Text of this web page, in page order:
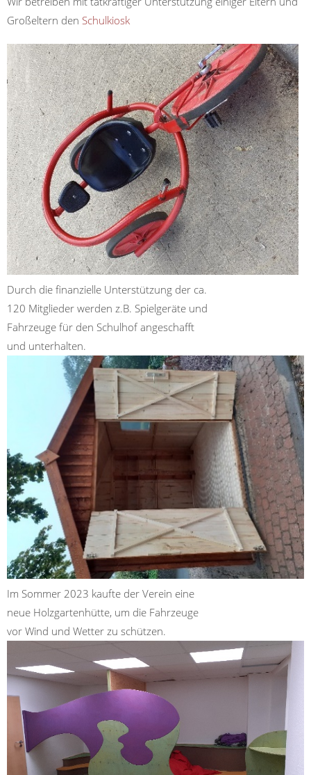
Großeltern den Schulkiosk
Durch die finanzielle Unterstützung der ca.
120 Mitglieder werden z.B. Spielgeräte und
Fahrzeuge für den Schulhof angeschafft
und unterhalten.
Im Sommer 2023 kaufte der Verein eine
neue Holzgartenhütte, um die Fahrzeuge
vor Wind und Wetter zu schützen.